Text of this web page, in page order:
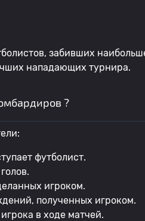
забивших
нападающих турнира.
?
футболист.
игроком.
полученных игроком.
в ходе матчей.